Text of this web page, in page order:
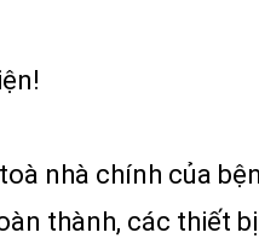
nhà chính của
thành, các thiết